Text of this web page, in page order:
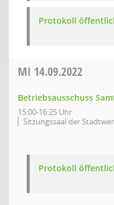
Protokoll
MI 14.09.2022
Betriebsausschuss
15:00-16:25 Uhr
Sitzungssaal der
Protokoll